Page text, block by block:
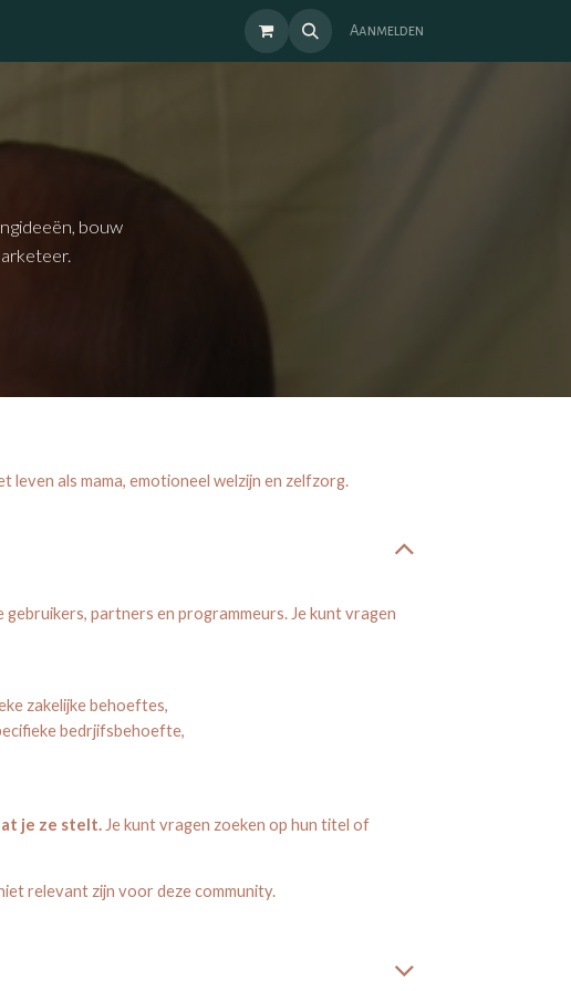
Aanmelden
bouw
leven als mama, emotioneel welzijn en zelfzorg.
partners en programmeurs. Je kunt vragen
zakelijke behoeftes,
bedrjifsbehoefte,
je ze stelt. Je kunt vragen zoeken op hun titel of
relevant zijn voor deze community.